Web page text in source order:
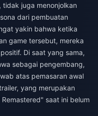
juga menonjolkan
dari pembuatan
yakin bahwa ketika
game tersebut, mereka
Di saat yang sama,
sebagai pengembang,
atas pemasaran awal
yang merupakan
saat ini belum